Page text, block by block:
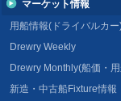
マーケット情報
用船情報(ドライバルカー
Drewry Weekly
Drewry Monthly(船価・
新造・中古船Fixture情報